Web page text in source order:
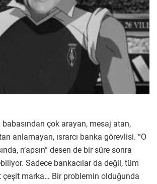
babasından çok arayan, mesaj atan,
anlamayan, ısrarcı banka görevlisi. “O
n’apsın” desen de bir süre sonra
Sadece bankacılar da değil, tüm
çeşit marka… Bir problemin olduğunda